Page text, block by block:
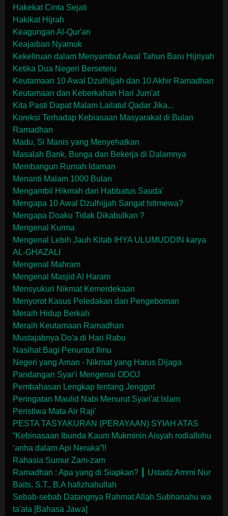
Hakekat Cinta Sejati
Hakikat Hijrah
Keagungan Al-Qur'an
Keajaiban Nyamuk
Kekeliruan dalam Menyambut Awal Tahun Baru Hijriyah
Ketika Dua Negeri Berseteru
Keutamaan 10 Awal Dzulhijjah dan 10 Akhir Ramadhan
Keutamaan dan Keberkahan Hari Jum'at
Kita Pasti Dapat Malam Lailatul Qadar Jika...
Koreksi Terhadap Kebiasaan Masyarakat di Bulan
Ramadhan
Madu, Si Manis yang Menyehatkan
Masalah Bank, Bunga dan Bekerja di Dalamnya
Membangun Rumah Idaman
Menanti Malam 1000 Bulan
Mengambil Hikmah dari Habbatus Sauda'
Mengapa 10 Awal Dzulhijjah Sangat Istimewa?
Mengapa Doaku Tidak Dikabulkan ?
Mengenal Kurma
Mengenal Lebih Jauh Kitab IHYA ULUMUDDIN karya
AL-GHAZALI
Mengenal Mahram
Mengenal Masjid Al Haram
Mensyukuri Nikmat Kemerdekaan
Menyorot Kasus Peledakan dan Pengeboman
Meraih Hidup Berkah
Meraih Keutamaan Ramadhan
Mustajabnya Do'a di Hari Rabu
Nasihat Bagi Penuntut Ilmu
Negeri yang Aman - Nikmat yang Harus Dijaga
Pandangan Syar'i Mengenai ODOJ
Pembahasan Lengkap tentang Jenggot
Peringatan Maulid Nabi Menurut Syari'at Islam
Peristiwa Mata Air Raji'
PESTA TASYAKURAN (PERAYAAN) SYIAH ATAS
“Kebinasaan Ibunda Kaum Mukminin Aisyah rodiallohu
‘anha dalam Api Neraka”!!
Rahasia Sumur Zam-zam
Ramadhan : Apa yang di Siapkan? ┃ Ustadz Ammi Nur
Baits, S.T., B.A hafizhahullah
Sebab-sebab Datangnya Rahmat Allah Subhanahu wa
ta'ala [Bahasa Jawa]